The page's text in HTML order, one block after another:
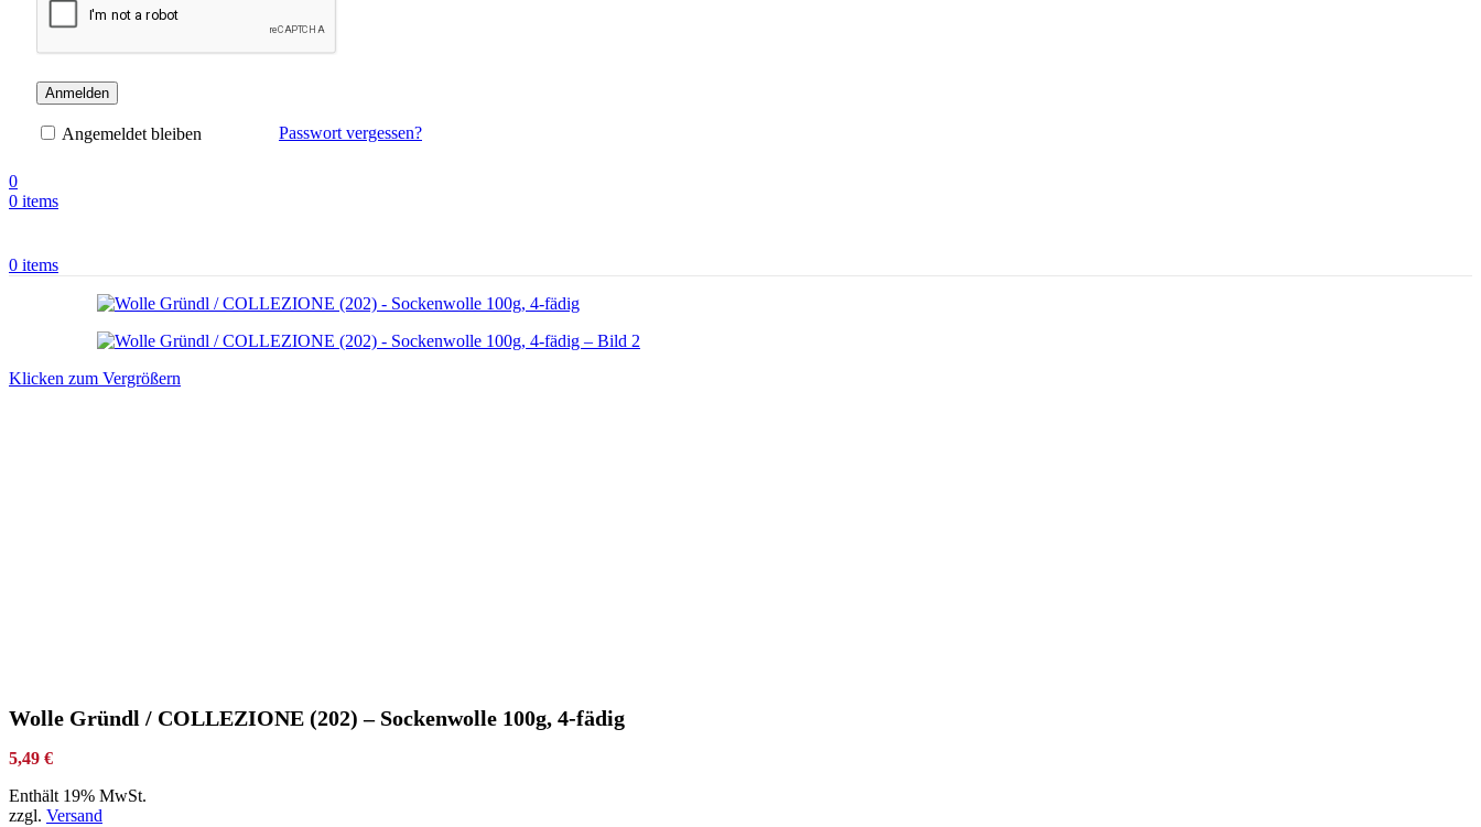
Anmelden
Passwort vergessen?
Angemeldet bleiben
0
0 items
0 items
Klicken zum Vergrößern
Wolle Gründl / COLLEZIONE (202) – Sockenwolle 100g, 4-fädig
5,49 €
Enthält 19% MwSt.
zzgl. Versand